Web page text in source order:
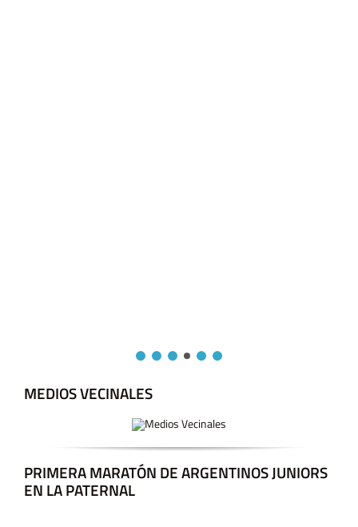
MEDIOS VECINALES
PRIMERA MARATÓN DE ARGENTINOS JUNIORS
EN LA PATERNAL